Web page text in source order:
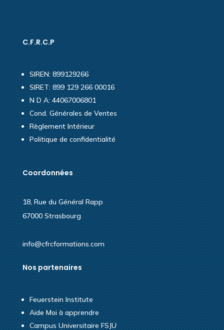
C.F.R.C.P
SIREN: 899129266
SIRET: 899 129 266 00016
N D A: 44067006801
Cond. Générales de Ventes
Règlement Intérieur
Politique de confidentialité
Coordonnées
18, Rue du Général Rapp
67000 Strasbourg
info@cfrcformations.com
Nos partenaires
Feuerstein Institute
Aide Moi à apprendre
Campus Universitaire FSJU